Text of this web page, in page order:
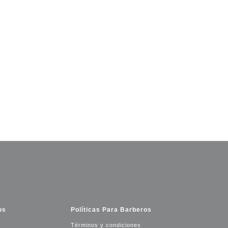
Políticas Para Barberos
Términos y condiciones